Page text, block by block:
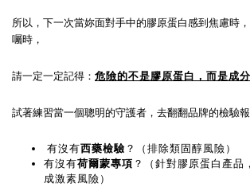
所以，下一次當妳面對手中的膠原蛋白感到焦慮時
囑時，
請一定一定記得： 危險的不是膠原蛋白，而是成分
試著練習當一個聰明的守護者，去翻翻品牌的檢驗報
有沒有西藥檢驗 ？（排除類固醇風險）
有沒有荷爾蒙專項 ？（針對膠原蛋白產品
成激素風險）